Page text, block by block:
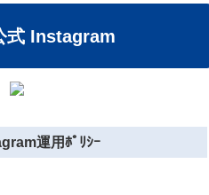
式 Instagram
運用ﾎﾟﾘｼｰ